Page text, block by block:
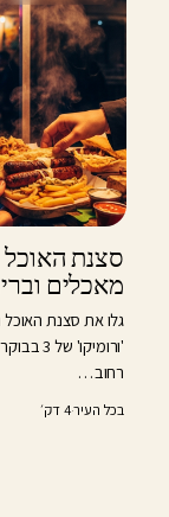
סצנת האוכל
מאכלים
גלו את סצנת
רחוב…
בכל העיר·4 דק׳